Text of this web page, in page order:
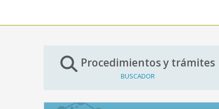
Procedimientos y trámites
BUSCADOR